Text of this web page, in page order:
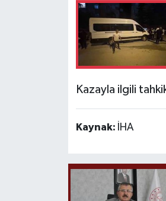
Kazayla ilgili
Kaynak: İHA